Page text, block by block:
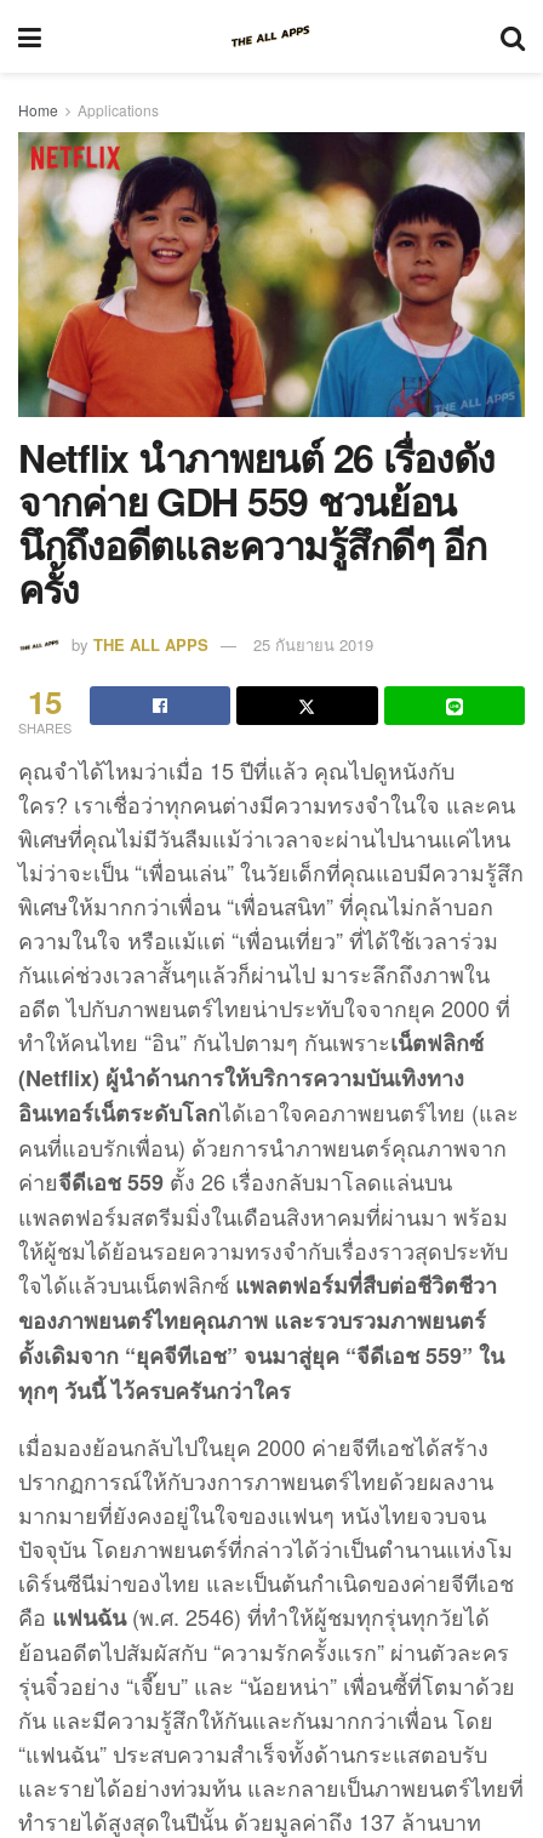
Home Applications
Netflix นำภาพยนต์ 26 เรื่องดัง
จากค่าย GDH 559 ชวนย้อน
นึกถึงอดีตและความรู้สึกดีๆ อีก
ครั้ง
by THE ALL APPS 25 กันยายน 2019
15
SHARES
คุณจำได้ไหมว่าเมื่อ 15 ปีที่แล้ว คุณไปดูหนังกับ
ใคร? เราเชื่อว่าทุกคนต่างมีความทรงจำในใจ และคน
พิเศษที่คุณไม่มีวันลืมแม้ว่าเวลาจะผ่านไปนานแค่ไหน
ไม่ว่าจะเป็น “เพื่อนเล่น” ในวัยเด็กที่คุณแอบมีความรู้สึก
พิเศษให้มากกว่าเพื่อน “เพื่อนสนิท” ที่คุณไม่กล้าบอก
ความในใจ หรือแม้แต่ “เพื่อนเที่ยว” ที่ได้ใช้เวลาร่วม
กันแค่ช่วงเวลาสั้นๆแล้วก็ผ่านไป มาระลึกถึงภาพใน
อดีต ไปกับภาพยนตร์ไทยน่าประทับใจจากยุค 2000 ที่
ทำให้คนไทย “อิน” กันไปตามๆ กันเพราะเน็ตฟลิกซ์
(Netflix) ผู้นำด้านการให้บริการความบันเทิงทาง
อินเทอร์เน็ตระดับโลกได้เอาใจคอภาพยนตร์ไทย (และ
คนที่แอบรักเพื่อน) ด้วยการนำภาพยนตร์คุณภาพจาก
ค่ายจีดีเอช 559 ตั้ง 26 เรื่องกลับมาโลดแล่นบน
แพลตฟอร์มสตรีมมิ่งในเดือนสิงหาคมที่ผ่านมา พร้อม
ให้ผู้ชมได้ย้อนรอยความทรงจำกับเรื่องราวสุดประทับ
ใจได้แล้วบนเน็ตฟลิกซ์ แพลตฟอร์มที่สืบต่อชีวิตชีวา
ของภาพยนตร์ไทยคุณภาพ และรวบรวมภาพยนตร์
ดั้งเดิมจาก “ยุคจีทีเอช” จนมาสู่ยุค “จีดีเอช 559” ใน
ทุกๆ วันนี้ ไว้ครบครันกว่าใคร
เมื่อมองย้อนกลับไปในยุค 2000 ค่ายจีทีเอชได้สร้าง
ปรากฏการณ์ให้กับวงการภาพยนตร์ไทยด้วยผลงาน
มากมายที่ยังคงอยู่ในใจของแฟนๆ หนังไทยจวบจน
ปัจจุบัน โดยภาพยนตร์ที่กล่าวได้ว่าเป็นตำนานแห่งโม
เดิร์นซีนีม่าของไทย และเป็นต้นกำเนิดของค่ายจีทีเอช
คือ แฟนฉัน(พ.ศ. 2546) ที่ทำให้ผู้ชมทุกรุ่นทุกวัยได้
ย้อนอดีตไปสัมผัสกับ “ความรักครั้งแรก” ผ่านตัวละคร
รุ่นจิ๋วอย่าง “เจี๊ยบ” และ “น้อยหน่า” เพื่อนซี้ที่โตมาด้วย
กัน และมีความรู้สึกให้กันและกันมากกว่าเพื่อน โดย
“แฟนฉัน” ประสบความสำเร็จทั้งด้านกระแสตอบรับ
และรายได้อย่างท่วมท้น และกลายเป็นภาพยนตร์ไทยที่
ทำรายได้สูงสุดในปีนั้น ด้วยมูลค่าถึง 137 ล้านบาท